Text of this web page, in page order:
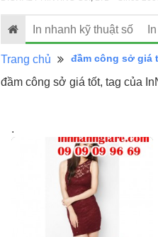
In nhanh kỹ thuật số
Trang chủ đầm công sở giá
đầm công sở giá tốt, tag của
.